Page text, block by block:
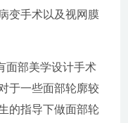
变手术以及视网膜
面部美学设计手术
于一些面部轮廓较
的指导下做面部轮